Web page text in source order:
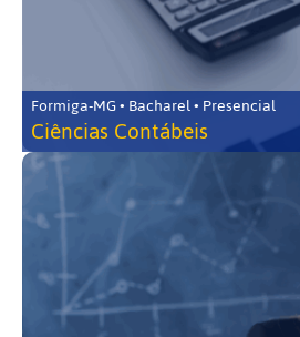
Formiga-MG • Bacharel • Presencial
Ciências Contábeis